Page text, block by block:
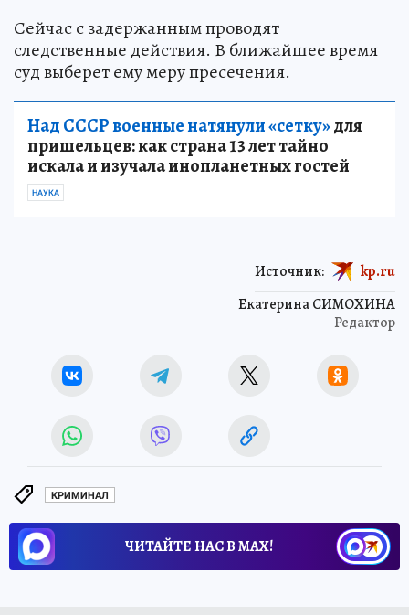
Сейчас с задержанным проводят
следственные действия. В ближайшее время
суд выберет ему меру пресечения.
Над СССР военные натянули «сетку»для
пришельцев: как страна 13 лет тайно
искала и изучала инопланетных гостей
НАУКА
Екатерина СИМОХИНА
Редактор
Источник: kp.ru
КРИМИНАЛ
ЧИТАЙТЕ НАС В МАХ!